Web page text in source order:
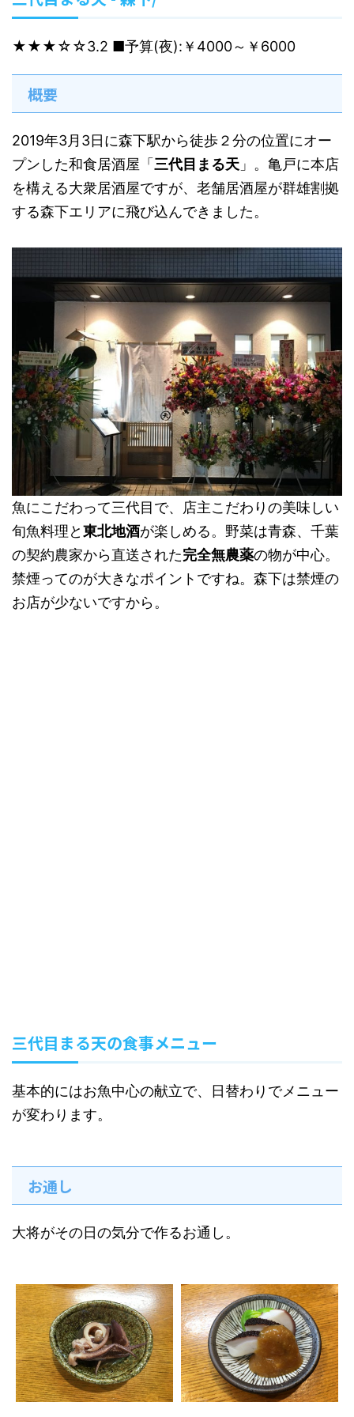
★★★☆☆3.2 ■予算(夜):￥4000～￥6000
概要
2019年3月3日に森下駅から徒歩２分の位置にオー
プンした和食居酒屋「 三代目まる天 」。亀戸に本店
を構える大衆居酒屋ですが、老舗居酒屋が群雄割拠
する森下エリアに飛び込んできました。
魚にこだわって三代目で、店主こだわりの美味しい
旬魚料理と東北地酒が楽しめる。野菜は青森、千葉
の契約農家から直送された完全無農薬の物が中心。
禁煙ってのが大きなポイントですね。森下は禁煙の
お店が少ないですから。
三代目まる天の食事メニュー
基本的にはお魚中心の献立で、日替わりでメニュー
が変わります。
お通し
大将がその日の気分で作るお通し。